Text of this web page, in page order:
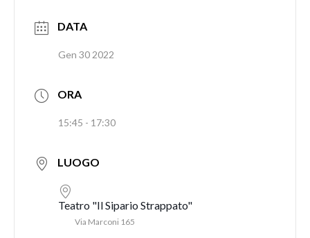
DATA
Gen 30 2022
ORA
15:45 - 17:30
LUOGO
Teatro "Il Sipario Strappato"
Via Marconi 165